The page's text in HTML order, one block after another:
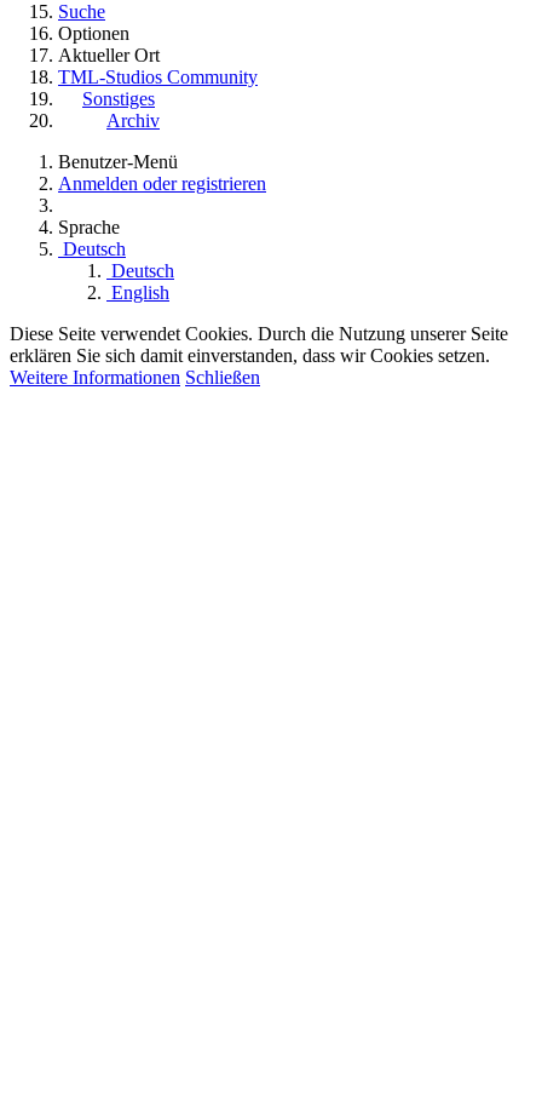
Suche
Optionen
Aktueller Ort
TML-Studios Community
Sonstiges
Archiv
Benutzer-Menü
Anmelden oder registrieren
Sprache
Deutsch
Deutsch
English
Diese Seite verwendet Cookies. Durch die Nutzung unserer Seite
erklären Sie sich damit einverstanden, dass wir Cookies setzen.
Weitere Informationen Schließen